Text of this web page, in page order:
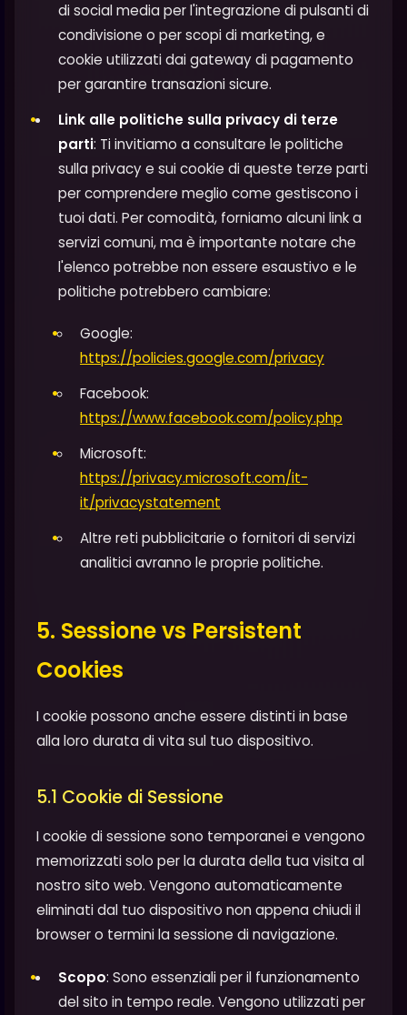
di social media per l'integrazione di pulsanti di
condivisione o per scopi di marketing, e
cookie utilizzati dai gateway di pagamento
per garantire transazioni sicure.
Link alle politiche sulla privacy di terze
parti: Ti invitiamo a consultare le politiche
sulla privacy e sui cookie di queste terze parti
per comprendere meglio come gestiscono i
tuoi dati. Per comodità, forniamo alcuni link a
servizi comuni, ma è importante notare che
l'elenco potrebbe non essere esaustivo e le
politiche potrebbero cambiare:
Google:
https://policies.google.com/privacy
Facebook:
https://www.facebook.com/policy.php
Microsoft:
https://privacy.microsoft.com/it-
it/privacystatement
Altre reti pubblicitarie o fornitori di servizi
analitici avranno le proprie politiche.
5. Sessione vs Persistent
Cookies
I cookie possono anche essere distinti in base
alla loro durata di vita sul tuo dispositivo.
5.1 Cookie di Sessione
I cookie di sessione sono temporanei e vengono
memorizzati solo per la durata della tua visita al
nostro sito web. Vengono automaticamente
eliminati dal tuo dispositivo non appena chiudi il
browser o termini la sessione di navigazione.
Scopo: Sono essenziali per il funzionamento
del sito in tempo reale. Vengono utilizzati per